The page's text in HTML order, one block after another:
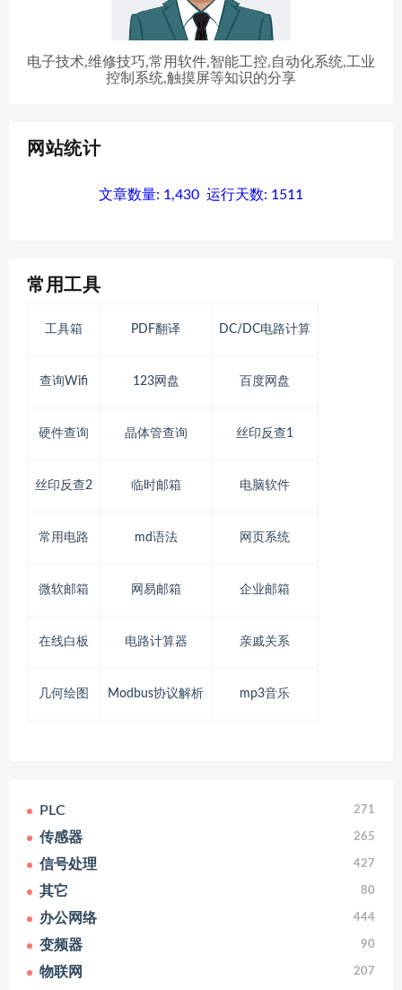
电子技术,维修技巧,常用软件,智能工控,自动化系统,工业
控制系统,触摸屏等知识的分享
网站统计
文章数量: 1,430 运行天数: 1511
常用工具
工具箱 PDF翻译 DC/DC电路计算
查询Wifi 123网盘 百度网盘
硬件查询 晶体管查询 丝印反查1
丝印反查2 临时邮箱 电脑软件
常用电路 md语法 网页系统
微软邮箱 网易邮箱 企业邮箱
在线白板 电路计算器 亲戚关系
几何绘图 Modbus协议解析 mp3音乐
PLC 271
传感器 265
信号处理 427
其它 80
办公网络 444
变频器 90
物联网 207